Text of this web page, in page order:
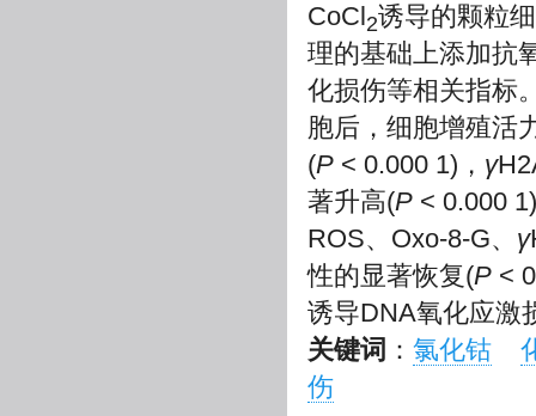
CoCl2诱导的颗粒
理的基础上添加抗
化损伤等相关指标
胞后，细胞增殖活
(P < 0.000 1)， γ
著升高(P < 0.000
ROS、Oxo-8-G、 γ
性的显著恢复(P <
诱导DNA氧化应激
关键词 ： 氯化钴
伤